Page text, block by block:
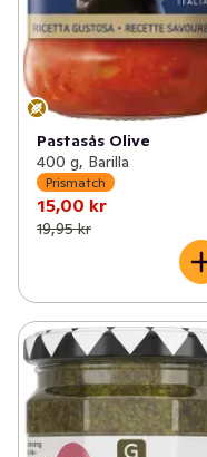
Pastasås Olive
400 g, Barilla
Prismatch
15,00 kr
19,95 kr